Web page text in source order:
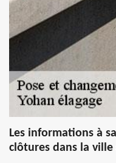
Les informations à
clôtures dans la